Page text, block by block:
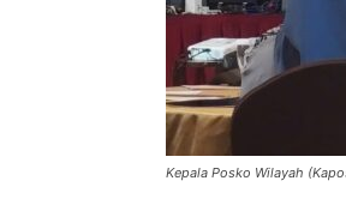
Kepala Posko Wilayah